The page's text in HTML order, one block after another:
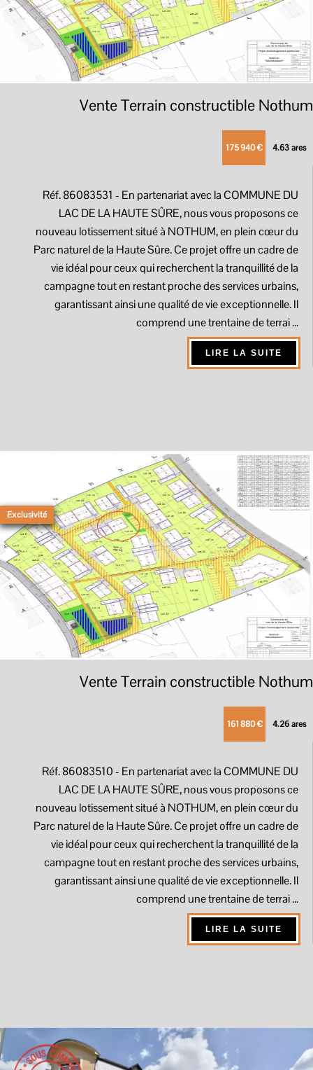
Vente Terrain constructible Nothum
175 940 € 4.63 ares
Réf. 86083531 - En partenariat avec la COMMUNE DU
LAC DE LA HAUTE SÛRE, nous vous proposons ce
nouveau lotissement situé à NOTHUM, en plein cœur du
Parc naturel de la Haute Sûre. Ce projet offre un cadre de
vie idéal pour ceux qui recherchent la tranquillité de la
campagne tout en restant proche des services urbains,
garantissant ainsi une qualité de vie exceptionnelle. Il
comprend une trentaine de terrai ...
LIRE LA SUITE
Vente Terrain constructible Nothum
161 880 € 4.26 ares
Réf. 86083510- En partenariat avec la COMMUNE DU
LAC DE LA HAUTE SÛRE, nous vous proposons ce
nouveau lotissement situé à NOTHUM, en plein cœur du
Parc naturel de la Haute Sûre. Ce projet offre un cadre de
vie idéal pour ceux qui recherchent la tranquillité de la
campagne tout en restant proche des services urbains,
garantissant ainsi une qualité de vie exceptionnelle. Il
comprend une trentaine de terrai ...
LIRE LA SUITE
Exclusivité